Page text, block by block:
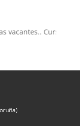
Curso 2026-